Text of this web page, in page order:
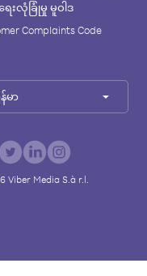
းလုံခြုံမှု မူဝါဒ
Complaints Code
န်မာ
Viber Media S.à r.l.